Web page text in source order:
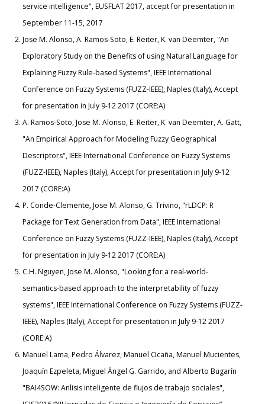
service intelligence", EUSFLAT 2017, accept for presentation in
September 11-15, 2017
Jose M. Alonso, A. Ramos-Soto, E. Reiter, K. van Deemter, "An
Exploratory Study on the Benefits of using Natural Language for
Explaining Fuzzy Rule-based Systems", IEEE International
Conference on Fuzzy Systems (FUZZ-IEEE), Naples (Italy), Accept
for presentation in July 9-12 2017 (CORE:A)
A. Ramos-Soto, Jose M. Alonso, E. Reiter, K. van Deemter, A. Gatt,
"An Empirical Approach for Modeling Fuzzy Geographical
Descriptors", IEEE International Conference on Fuzzy Systems
(FUZZ-IEEE), Naples (Italy), Accept for presentation in July 9-12
2017 (CORE:A)
P. Conde-Clemente, Jose M. Alonso, G. Trivino, "rLDCP: R
Package for Text Generation from Data", IEEE International
Conference on Fuzzy Systems (FUZZ-IEEE), Naples (Italy), Accept
for presentation in July 9-12 2017 (CORE:A)
C.H. Nguyen, Jose M. Alonso, "Looking for a real-world-
semantics-based approach to the interpretability of fuzzy
systems", IEEE International Conference on Fuzzy Systems (FUZZ-
IEEE), Naples (Italy), Accept for presentation in July 9-12 2017
(CORE:A)
Manuel Lama, Pedro Álvarez,Manuel Ocaña, Manuel Mucientes,
Joaquín Ezpeleta,Miguel Ángel G. Garrido, and Alberto Bugarín
"BAI4SOW: Anlisis inteligente de flujos de trabajo sociales",